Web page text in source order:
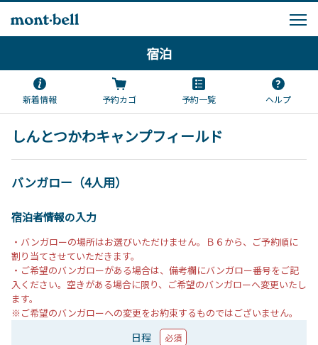
宿泊
新着情報 予約カゴ 予約一覧 ヘルプ
しんとつかわキャンプフィールド
バンガロー（4人用）
宿泊者情報の入力
・バンガローの場所はお選びいただけません。Ｂ６から、ご予約順に
割り当てさせていただきます。
・ご希望のバンガローがある場合は、備考欄にバンガロー番号をご記
入ください。空きがある場合に限り、ご希望のバンガローへ変更いたし
ます。
※ご希望のバンガローへの変更をお約束するものではございません。
日程 必須